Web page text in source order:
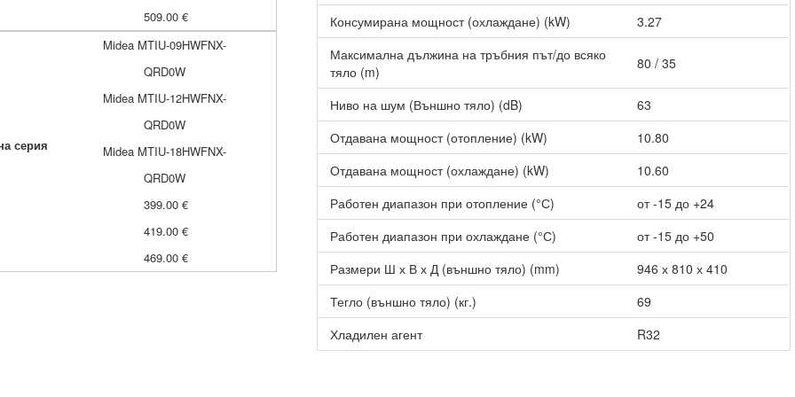
509.00 €
серия
Midea MTIU-09HWFNX-
QRD0W
Midea MTIU-12HWFNX-
QRD0W
Midea MTIU-18HWFNX-
QRD0W
399.00 €
419.00 €
469.00 €
Консумирана мощност (охлаждане) (kW)
3.27
Максимална дължина на тръбния път/до всяко
тяло (m)
80 / 35
Ниво на шум (Външно тяло) (dB)
63
Отдавана мощност (отопление) (kW)
10.80
Отдавана мощност (охлаждане) (kW)
10.60
Работен диапазон при отопление (°С)
от -15 до +24
Работен диапазон при охлаждане (°С)
от -15 до +50
Размери Ш х В х Д (външно тяло) (mm)
946 х 810 х 410
Тегло (външно тяло) (кг.)
69
Хладилен агент
R32